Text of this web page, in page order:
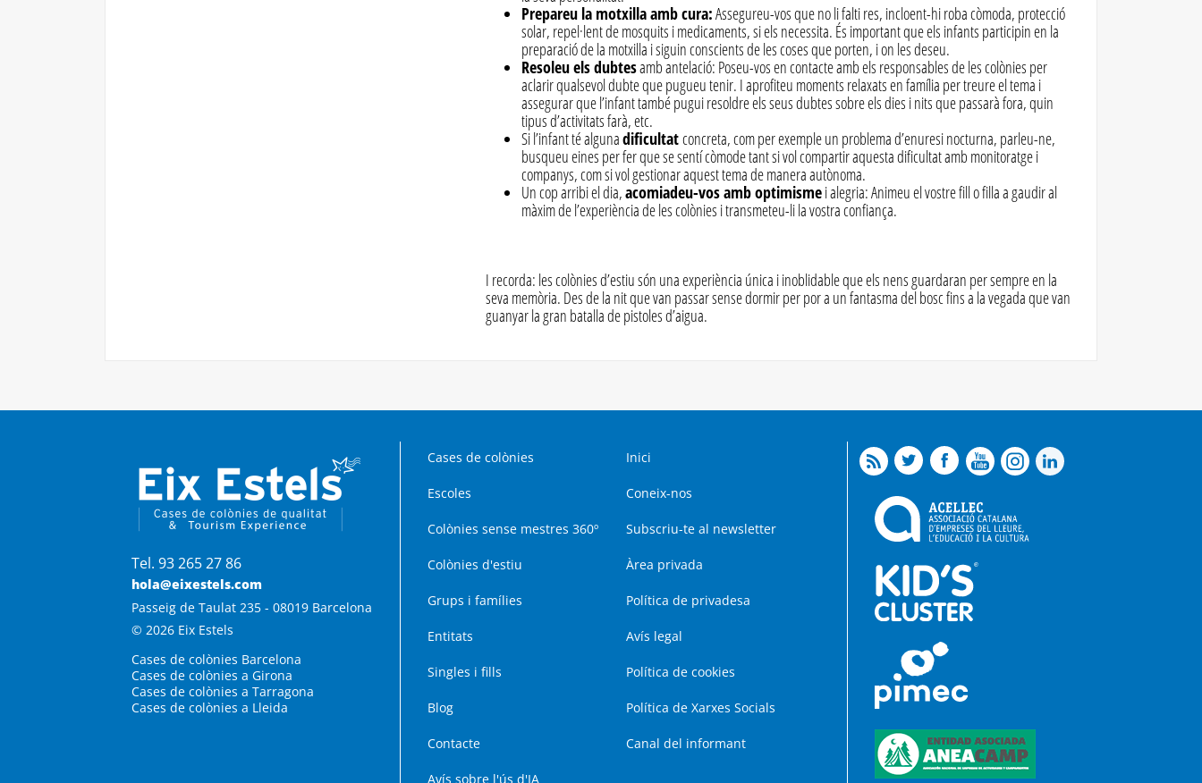
Prepareu la motxilla amb cura:Assegureu-vos que no li falti res, incloent-hi roba còmoda, protecció
solar, repel·lent de mosquits i medicaments, si els necessita. És important que els infants participin en la
preparació de la motxilla i siguin conscients de les coses que porten, i on les deseu.
Resoleu els dubtesamb antelació: Poseu-vos en contacte amb els responsables de les colònies per
aclarir qualsevol dubte que pugueu tenir. I aprofiteu moments relaxats en família per treure el tema i
assegurar que l’infant també pugui resoldre els seus dubtes sobre els dies i nits que passarà fora, quin
tipus d’activitats farà, etc.
Si l’infant té algunadificultatconcreta, com per exemple un problema d’enuresi nocturna, parleu-ne,
busqueu eines per fer que se sentí còmode tant si vol compartir aquesta dificultat amb monitoratge i
companys, com si vol gestionar aquest tema de manera autònoma.
Un cop arribi el dia,acomiadeu-vos amb optimismei alegria: Animeu el vostre fill o filla a gaudir al
màxim de l’experiència de les colònies i transmeteu-li la vostra confiança.
I recorda: les colònies d’estiu són una experiència única i inoblidable que els nens guardaran per sempre en la
seva memòria. Des de la nit que van passar sense dormir per por a un fantasma del bosc fins a la vegada que van
guanyar la gran batalla de pistoles d’aigua.
Tel. 93 265 27 86
hola@eixestels.com
Passeig de Taulat 235 - 08019 Barcelona
© 2026 Eix Estels
Cases de colònies Barcelona
Cases de colònies a Girona
Cases de colònies a Tarragona
Cases de colònies a Lleida
Cases de colònies Inici
Escoles Coneix-nos
Colònies sense mestres 360º Subscriu-te al newsletter
Colònies d'estiu Àrea privada
Grups i famílies Política de privadesa
Entitats Avís legal
Singles i fills Política de cookies
Blog Política de Xarxes Socials
Contacte Canal del informant
Avís sobre l'ús d'IA